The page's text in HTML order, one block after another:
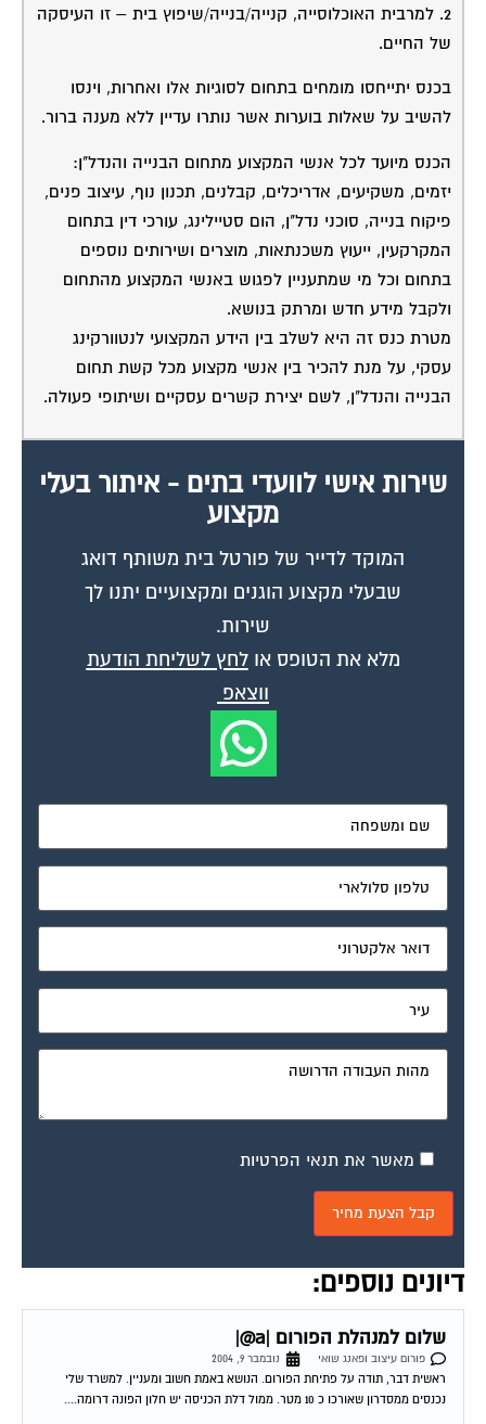
2. למרבית האוכלוסייה, קנייה/בנייה/שיפוץ בית – זו העיסקה
של החיים.
בכנס יתייחסו מומחים בתחום לסוגיות אלו ואחרות, וינסו
להשיב על שאלות בוערות אשר נותרו עדיין ללא מענה ברור.
הכנס מיועד לכל אנשי המקצוע מתחום הבנייה והנדל"ן:
יזמים, משקיעים, אדריכלים, קבלנים, תכנון נוף, עיצוב פנים,
פיקוח בנייה, סוכני נדל"ן, הום סטיילינג, עורכי דין בתחום
המקרקעין, ייעוץ משכנתאות, מוצרים ושירותים נוספים
בתחום וכל מי שמתעניין לפגוש באנשי המקצוע מהתחום
ולקבל מידע חדש ומרתק בנושא.
מטרת כנס זה היא לשלב בין הידע המקצועי לנטוורקינג
עסקי, על מנת להכיר בין אנשי מקצוע מכל קשת תחום
הבנייה והנדל"ן, לשם יצירת קשרים עסקיים ושיתופי פעולה.
שירות אישי לוועדי בתים - איתור בעלי
מקצוע
המוקד לדייר של פורטל בית משותף דואג
שבעלי מקצוע הוגנים ומקצועיים יתנו לך
שירות.
מלא את הטופס אולחץ לשליחת הודעת
ווצאפ
מאשר את תנאי הפרטיות
דיונים נוספים:
שלום למנהלת הפורום |a@|
פורום עיצוב ופאנג שואי
נובמבר 9, 2004
ראשית דבר, תודה על פתיחת הפורום. הנושא באמת חשוב ומעניין. למשרד שלי
נכנסים ממסדרון שאורכו כ 10 מטר. ממול דלת הכניסה יש חלון הפונה דרומה....